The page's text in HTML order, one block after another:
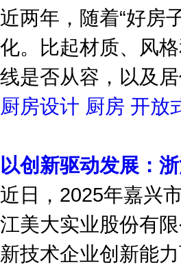
近两年，随着“好房
化。比起材质、风
线是否从容，以及
厨房设计 厨房 开放
以创新驱动发展：
近日，2025年嘉兴
江美大实业股份有
新技术企业创新能